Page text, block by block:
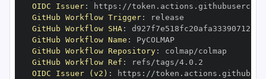
OIDC Issuer: https :
GitHub Workflow Trigger:
GitHub Workflow SHA:
GitHub Workflow Name :
PyCOLMAP
GitHub Workflow Repository:
GitHub Workflow Ref :
OIDC Issuer (v2) : https :